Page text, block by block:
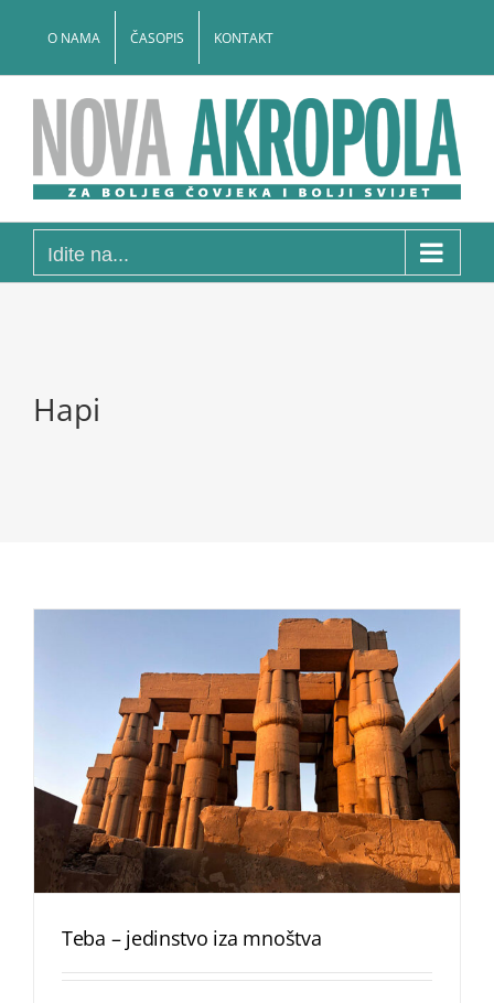
O NAMA ČASOPIS KONTAKT
Idite na...
Hapi
Teba – jedinstvo iza mnoštva